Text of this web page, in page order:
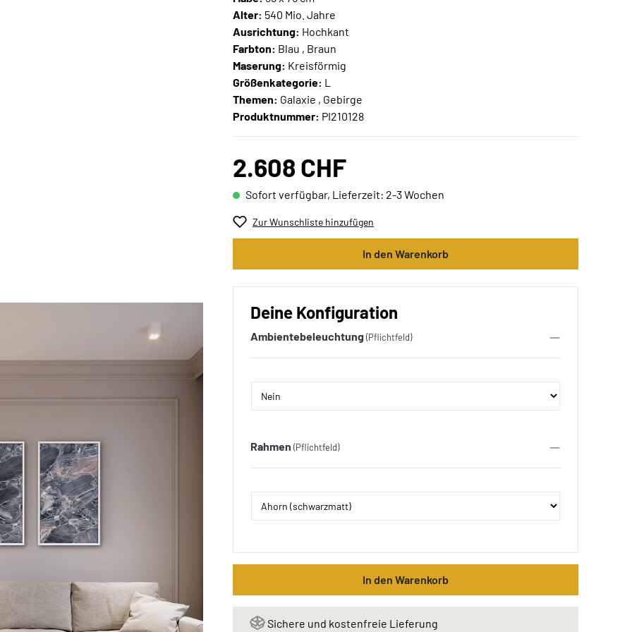
Alter: 540 Mio. Jahre
Ausrichtung: Hochkant
Farbton: Blau , Braun
Maserung: Kreisförmig
Größenkategorie: L
Themen: Galaxie , Gebirge
Produktnummer: PI210128
2.608 CHF
Sofort verfügbar, Lieferzeit: 2-3 Wochen
Zur Wunschliste hinzufügen
In den Warenkorb
Deine Konfiguration
Ambientebeleuchtung (Pflichtfeld)
Rahmen (Pflichtfeld)
In den Warenkorb
Sichere und kostenfreie Lieferung